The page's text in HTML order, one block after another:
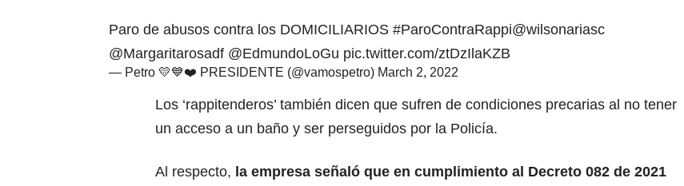
Paro de abusos contra los DOMICILIARIOS #ParoContraRappi@wilsonariasc
@Margaritarosadf @EdmundoLoGu pic.twitter.com/ztDzIlaKZB
— Petro 💛💙❤️ PRESIDENTE (@vamospetro) March 2, 2022
Los ‘rappitenderos’ también dicen que sufren de condiciones precarias al no tener
un acceso a un baño y ser perseguidos por la Policía.
Al respecto, la empresa señaló que en cumplimiento al Decreto 082 de 2021